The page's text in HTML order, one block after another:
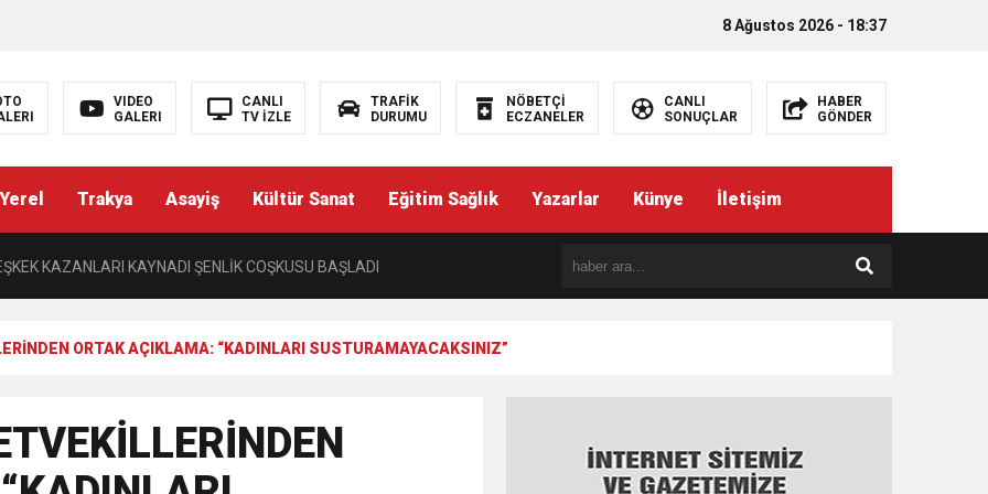
8 Ağustos 2026 - 18:37
VIDEO
GALERI
CANLI
TV İZLE
TRAFİK
DURUMU
NÖBETÇİ
ECZANELER
CANLI
SONUÇLAR
HABER
GÖNDER
Yerel Trakya Asayiş Kültür Sanat Eğitim Sağlık Yazarlar Künye İletişim
“AYNI İŞİ YAPAN ÜÇ AYRI STATÜ NE HUKUKA NE VİCDANA SIĞAR”
PERDEYİ AÇAN KAYMAKAM
KAZANLARI KAYNADI ŞENLİK COŞKUSU BAŞLADI
ORTAK AÇIKLAMA: “KADINLARI SUSTURAMAYACAKSINIZ”